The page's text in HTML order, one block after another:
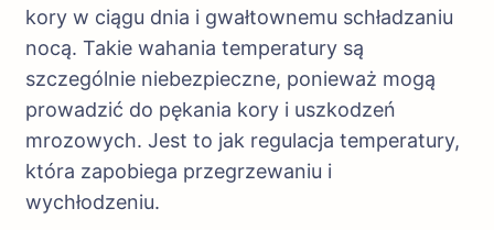
kory w ciągu dnia i gwałtownemu schładzaniu
nocą. Takie wahania temperatury są
szczególnie niebezpieczne, ponieważ mogą
prowadzić do pękania kory i uszkodzeń
mrozowych. Jest to jak regulacja temperatury,
która zapobiega przegrzewaniu i
wychłodzeniu.